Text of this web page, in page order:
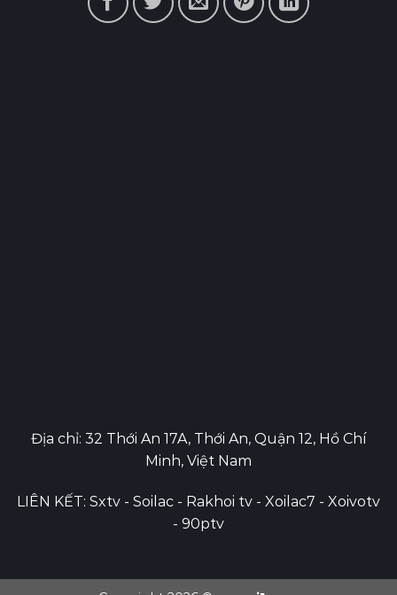
Địa chỉ: 32 Thới An 17A, Thới An, Quận 12, Hồ Chí
Minh, Việt Nam
LIÊN KẾT: Sxtv - Soilac - Rakhoi tv - Xoilac7 - Xoivotv
- 90ptv